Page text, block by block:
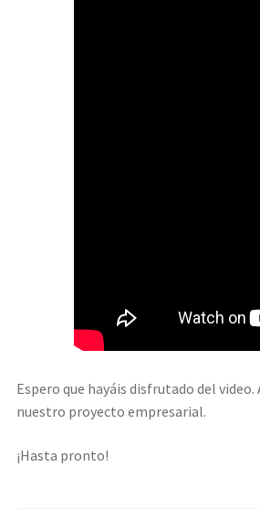
Espero que hayáis disfrutado del
nuestro proyecto empresarial.
¡Hasta pronto!